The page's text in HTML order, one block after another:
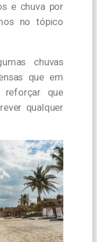
e chuva por
no tópico
chuvas
que em
reforçar que
qualquer